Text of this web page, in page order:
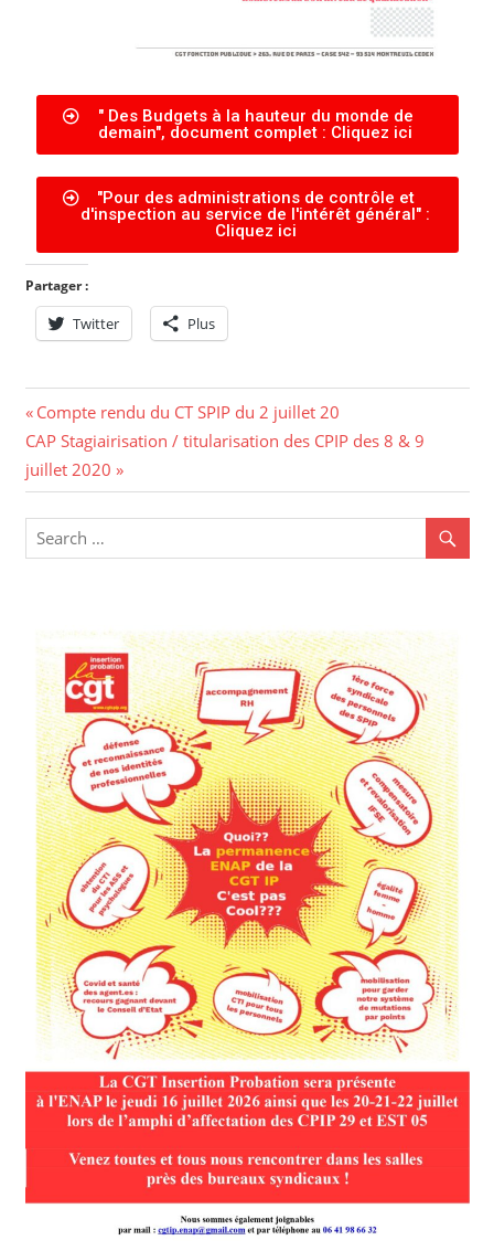
" Des Budgets à la hauteur du monde de
demain", document complet : Cliquez ici
"Pour des administrations de contrôle et
d'inspection au service de l'intérêt général" :
Cliquez ici
Partager :
Twitter Plus
Compte rendu du CT SPIP du 2 juillet 20
CAP Stagiairisation / titularisation des CPIP des 8 & 9
juillet 2020